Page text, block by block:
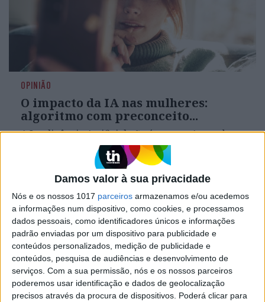
Damos valor à sua privacidade
Nós e os nossos 1017 parceiros armazenamos e/ou acedemos
a informações num dispositivo, como cookies, e processamos
dados pessoais, como identificadores únicos e informações
padrão enviadas por um dispositivo para publicidade e
conteúdos personalizados, medição de publicidade e
conteúdos, pesquisa de audiências e desenvolvimento de
serviços. Com a sua permissão, nós e os nossos parceiros
poderemos usar identificação e dados de geolocalização
precisos através da procura de dispositivos. Poderá clicar para
OPINIÃO
O impacto da IA nas mulheres:
algoritmo com preconceito...
A Inteligência Artificial não é neutra. Aprende
com dados históricos — e esses dados refletem
desigualdades estruturais